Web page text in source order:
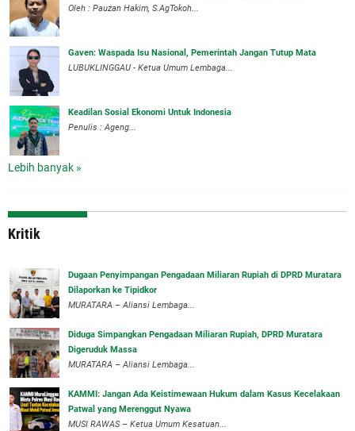
Oleh : Pauzan Hakim, S.AgTokoh...
Gaven: Waspada Isu Nasional, Pemerintah Jangan Tutup Mata
LUBUKLINGGAU - Ketua Umum Lembaga...
Keadilan Sosial Ekonomi Untuk Indonesia
Penulis : Ageng...
Lebih banyak »
Kritik
‎Dugaan Penyimpangan Pengadaan Miliaran Rupiah di DPRD Muratara
Dilaporkan ke Tipidkor
‎MURATARA – Aliansi Lembaga...
Diduga Simpangkan Pengadaan Miliaran Rupiah, DPRD Muratara
Digeruduk Massa
‎MURATARA – Aliansi Lembaga...
‎KAMMI: Jangan Ada Keistimewaan Hukum dalam Kasus Kecelakaan
Patwal yang Merenggut Nyawa
‎MUSI RAWAS – Ketua Umum Kesatuan...